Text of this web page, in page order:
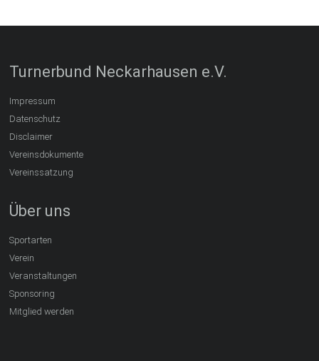
Turnerbund Neckarhausen e.V.
Impressum
Datenschutz
Disclaimer
Vereinsdokumente
Vereinssatzung
Über uns
Sportarten
Verein
Veranstaltungen
Sponsoring
Mitglied werden